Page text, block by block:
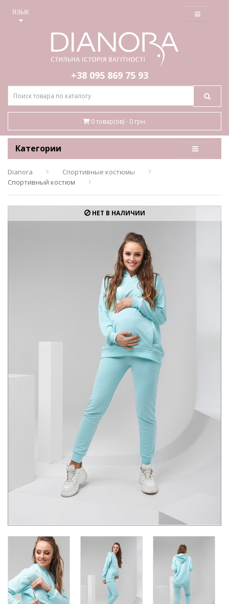
ЯЗЫК ≡
+38 095 869 75 93
0 товар(ов) - 0 грн.
Категории
Dianora
Спортивные костюмы
Спортивный костюм
НЕТ В НАЛИЧИИ